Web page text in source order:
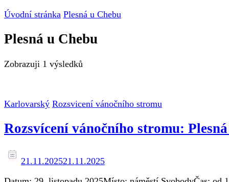
Úvodní stránka Plesná u Chebu
Plesná u Chebu
Zobrazuji 1 výsledků
Karlovarský Rozsvicení vánočního stromu
Rozsvícení vánočního stromu:
21.11.202521.11.2025